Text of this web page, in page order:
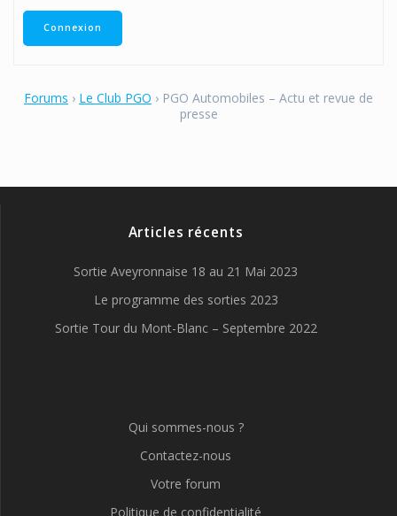
Connexion
Forums › Le Club PGO › PGO Automobiles – Actu et revue de
presse
Articles récents
Sortie Aveyronnaise 18 au 21 Mai 2023
Le programme des sorties 2023
Sortie Tour du Mont-Blanc – Septembre 2022
Qui sommes-nous ?
Contactez-nous
Votre forum
Politique de confidentialité